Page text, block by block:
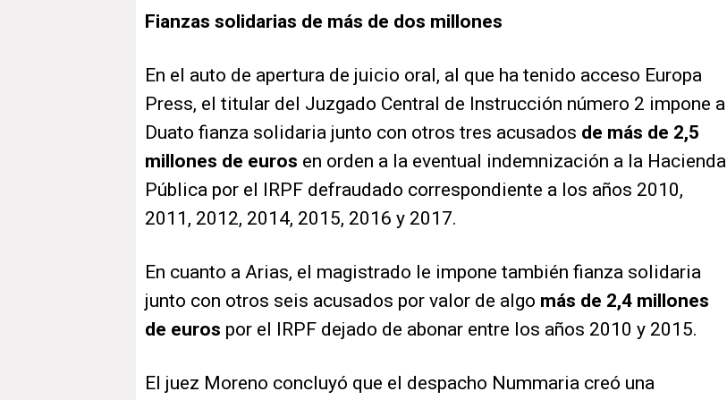
Fianzas solidarias de más de dos millones
En el auto de apertura de juicio oral, al que ha tenido acceso Europa
Press, el titular del Juzgado Central de Instrucción número 2 impone a
Duato fianza solidaria junto con otros tres acusados de más de 2,5
millones de euros en orden a la eventual indemnización a la Hacienda
Pública por el IRPF defraudado correspondiente a los años 2010,
2011, 2012, 2014, 2015, 2016 y 2017.
En cuanto a Arias, el magistrado le impone también fianza solidaria
junto con otros seis acusados por valor de algo más de 2,4 millones
de euros por el IRPF dejado de abonar entre los años 2010 y 2015.
El juez Moreno concluyó que el despacho Nummaria creó una